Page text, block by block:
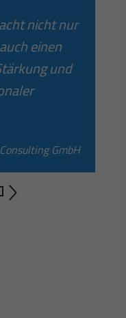
nicht nur
einen
und
GmbH